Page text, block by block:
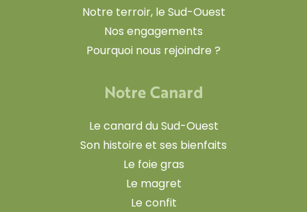
Notre terroir, le Sud-Ouest
Nos engagements
Pourquoi nous rejoindre ?
Notre Canard
Le canard du Sud-Ouest
Son histoire et ses bienfaits
Le foie gras
Le magret
Le confit